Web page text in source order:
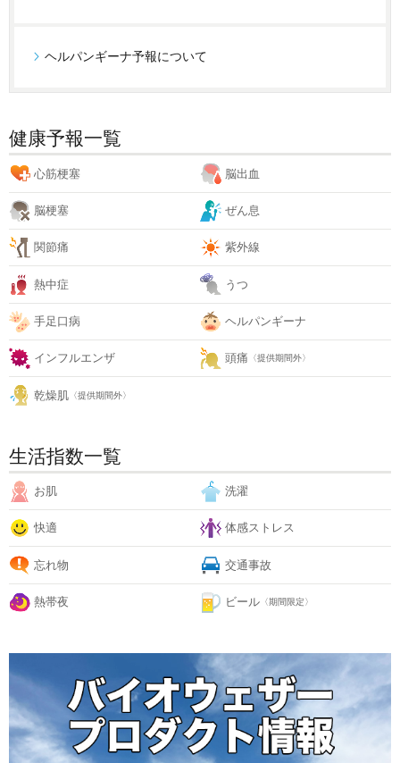
ヘルパンギーナ予報について
健康予報一覧
心筋梗塞 脳出血
脳梗塞 ぜん息
関節痛 紫外線
熱中症 うつ
手足口病 ヘルパンギーナ
インフルエンザ 頭痛 〈提供期間外〉
乾燥肌 〈提供期間外〉
生活指数一覧
お肌 洗濯
快適 体感ストレス
忘れ物 交通事故
熱帯夜 ビール 〈期間限定〉